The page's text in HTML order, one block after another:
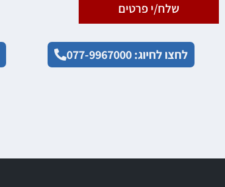
שלח/י פרטים
לחצו לחיוג: 077-9967000